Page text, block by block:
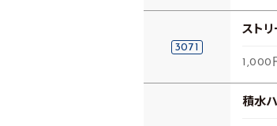
3071
ストリ
1,000
積水